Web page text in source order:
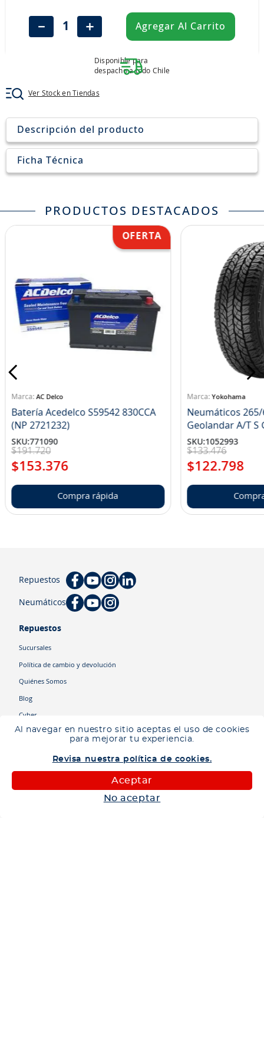
Al navegar en nuestro sitio aceptas el uso de cookies
para mejorar tu experiencia.
Revisa nuestra política de cookies.
Aceptar
No aceptar
＋
－ Agregar Al Carrito
Disponible para
despacho a todo Chile
Ver Stock en Tiendas
Descripción del producto
Ficha Técnica
PRODUCTOS DESTACADOS
AC Delco
Batería Acedelco S59542 830CCA
(NP 2721232)
SKU:771090
$191.720
$153.376
Compra rápida
Yokohama
Neumáticos 265/
SKU:1052993
$133.476
$122.798
Repuestos
Neumáticos
Repuestos
Sucursales
Política de cambio y devolución
Quiénes Somos
Blog
Cyber
235